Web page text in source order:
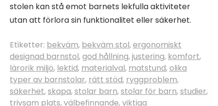
stolen kan stå emot barnets lekfulla aktiviteter
utan att förlora sin funktionalitet eller säkerhet.
Etiketter: bekväm, bekväm stol,ergonomiskt
designad barnstol,god hållning,justering, komfort,
lärorik miljö, lektid, materialval, matstund,olika
typer av barnstolar, rätt stöd, ryggproblem,
säkerhet,skapa,stolar barn,stolar för barn,studier,
trivsam plats,välbefinnande,viktiga